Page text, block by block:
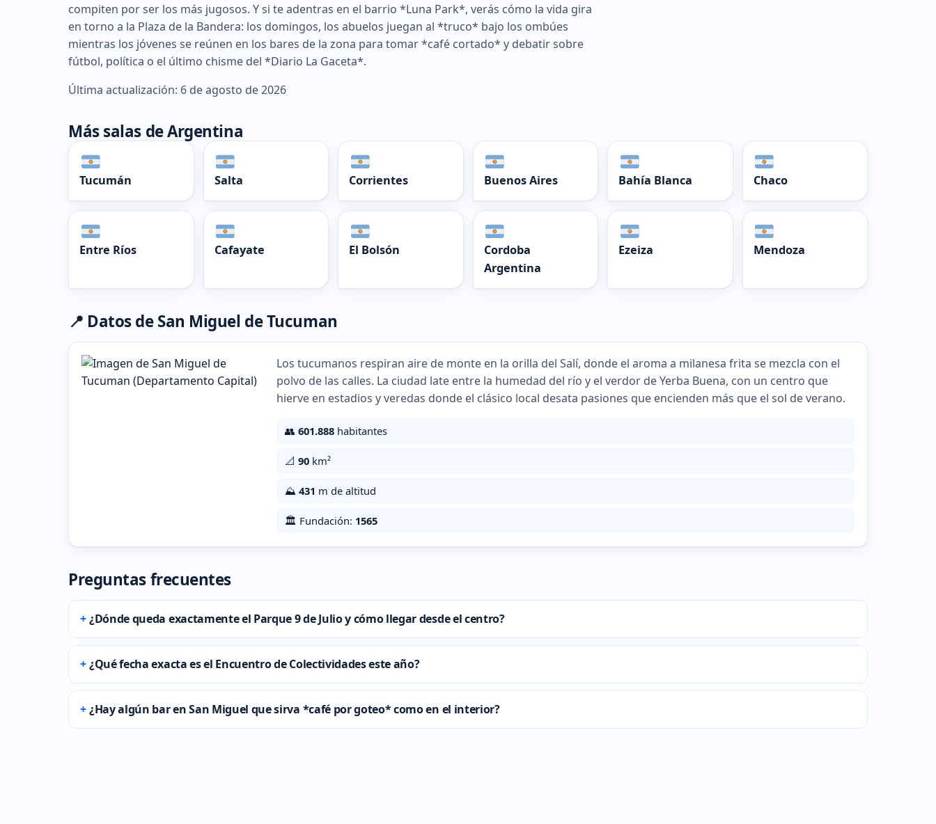
compiten por ser los más jugosos. Y si te adentras en el barrio *Luna Park*, verás cómo la vida gira
en torno a la Plaza de la Bandera: los domingos, los abuelos juegan al *truco* bajo los ombúes
mientras los jóvenes se reúnen en los bares de la zona para tomar *café cortado* y debatir sobre
fútbol, política o el último chisme del *Diario La Gaceta*.
Última actualización: 6 de agosto de 2026
Más salas de Argentina
Tucumán Salta Corrientes Buenos Aires Bahía Blanca Chaco
Entre Ríos Cafayate El Bolsón
Cordoba
Argentina
Ezeiza Mendoza
📍 Datos de San Miguel de Tucuman
Los tucumanos respiran aire de monte en la orilla del Salí, donde el aroma a milanesa frita se mezcla con el
polvo de las calles. La ciudad late entre la humedad del río y el verdor de Yerba Buena, con un centro que
hierve en estadios y veredas donde el clásico local desata pasiones que encienden más que el sol de verano.
👥 601.888 habitantes
📐 90 km²
⛰️ 431 m de altitud
🏛️ Fundación: 1565
Preguntas frecuentes
¿Dónde queda exactamente el Parque 9 de Julio y cómo llegar desde el centro?
¿Qué fecha exacta es el Encuentro de Colectividades este año?
¿Hay algún bar en San Miguel que sirva *café por goteo* como en el interior?